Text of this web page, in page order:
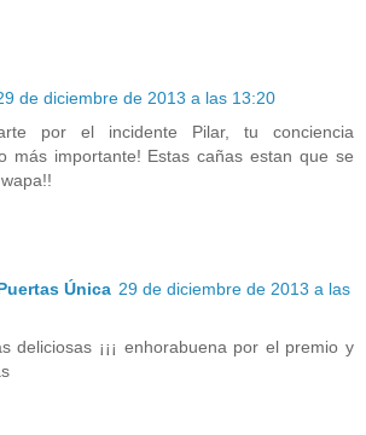
de diciembre de 2013 a las 13:20
por el incidente Pilar, tu conciencia
más importante! Estas cañas estan que se
Única 29 de diciembre de 2013 a las
deliciosas ¡¡¡ enhorabuena por el premio y